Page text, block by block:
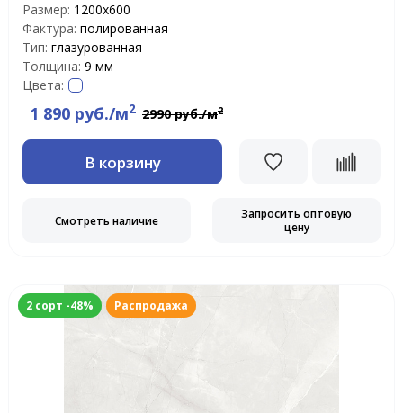
Размер: 1200x600
Фактура: полированная
Тип: глазурованная
Толщина: 9 мм
Цвета:
1 890 руб./м2 2990 руб./м2
В корзину
Смотреть наличие
Запросить оптовую
цену
2 сорт -48% Распродажа